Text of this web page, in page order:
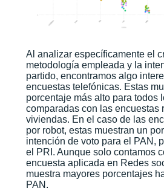
Al analizar específicamente el
metodología empleada y la
partido, encontramos algo
encuestas telefónicas. Estas
porcentaje más alto para todos
comparadas con las encuestas
viviendas. En el caso de las
por robot, estas muestran un
intención de voto para el PAN,
el PRI. Aunque solo contamos
encuesta aplicada en Redes
muestra mayores porcentajes
PAN.